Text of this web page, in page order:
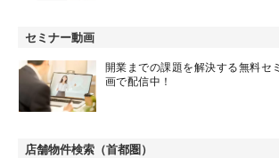
セミナー動画
開業までの課題を解決する無料セ
画で配信中！
店舗物件検索（首都圏）